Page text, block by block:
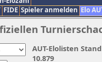
FIDE Spieler anmelden Elo
AUT-Elolisten
10.879